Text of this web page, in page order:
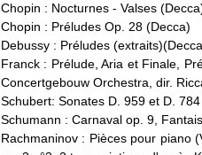
Chopin : Nocturnes - Valses
Chopin : Préludes Op. 28 (Decca)
Debussy : Préludes
Franck : Prélude, Aria et Finale,
Concertgebouw Orchestra, dir.
Schubert: Sonates D. 959 et D.
Schumann : Carnaval op. 9,
Rachmaninov : Pièces pour piano